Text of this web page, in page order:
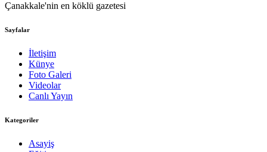
Çanakkale'nin en köklü gazetesi
Sayfalar
İletişim
Künye
Foto Galeri
Videolar
Canlı Yayın
Kategoriler
Asayiş